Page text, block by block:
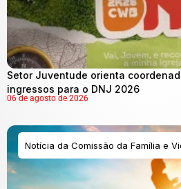
Setor Juventude orienta
ingressos para o DNJ 2026
06 de agosto de 2026
Notícia da Comissão da Família e